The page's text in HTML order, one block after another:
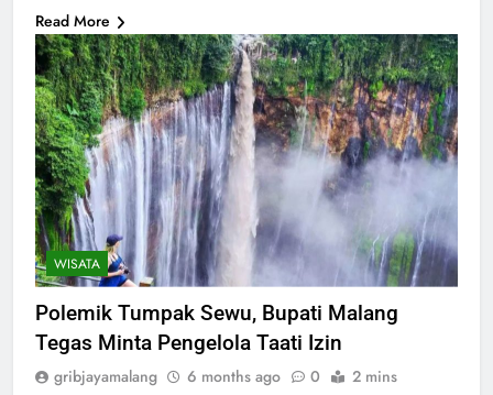
Read More
WISATA
Polemik Tumpak Sewu, Bupati Malang
Tegas Minta Pengelola Taati Izin
gribjayamalang 6 months ago 0 2 mins